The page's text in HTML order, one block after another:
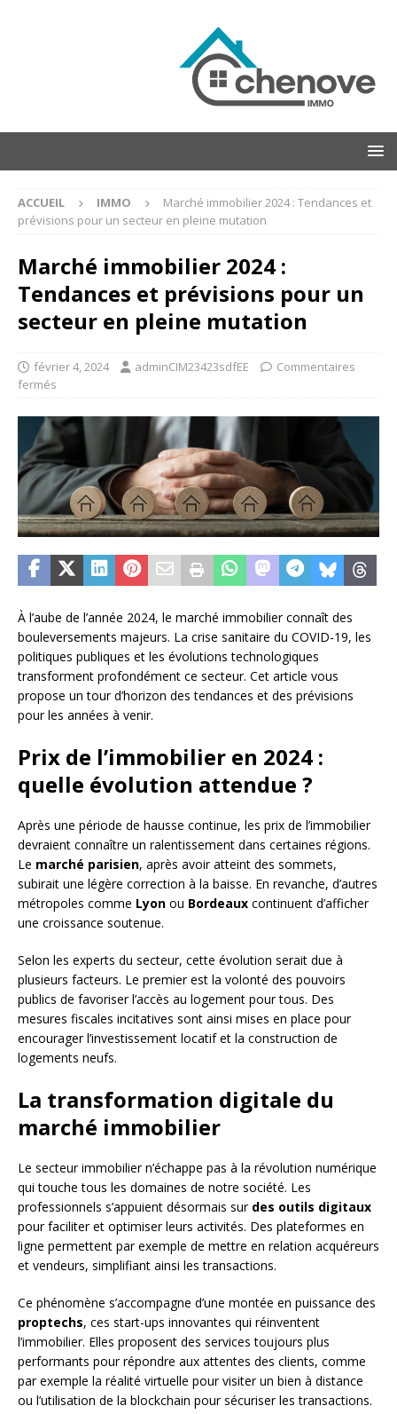
ACCUEIL IMMO
Marché immobilier 2024 : Tendances et
prévisions pour un secteur en pleine mutation
Marché immobilier 2024 :
Tendances et prévisions pour un
secteur en pleine mutation
février 4, 2024 adminCIM23423sdfEE
Commentaires
fermés
À l’aube de l’année 2024, le marché immobilier connaît des
bouleversements majeurs. La crise sanitaire du COVID-19, les
politiques publiques et les évolutions technologiques
transforment profondément ce secteur. Cet article vous
propose un tour d’horizon des tendances et des prévisions
pour les années à venir.
Prix de l’immobilier en 2024 :
quelle évolution attendue ?
Après une période de hausse continue, les prix de l’immobilier
devraient connaître un ralentissement dans certaines régions.
Le marché parisien, après avoir atteint des sommets,
subirait une légère correction à la baisse. En revanche, d’autres
métropoles comme Lyon ou Bordeaux continuent d’afficher
une croissance soutenue.
Selon les experts du secteur, cette évolution serait due à
plusieurs facteurs. Le premier est la volonté des pouvoirs
publics de favoriser l’accès au logement pour tous. Des
mesures fiscales incitatives sont ainsi mises en place pour
encourager l’investissement locatif et la construction de
logements neufs.
La transformation digitale du
marché immobilier
Le secteur immobilier n’échappe pas à la révolution numérique
qui touche tous les domaines de notre société. Les
professionnels s’appuient désormais sur des outils digitaux
pour faciliter et optimiser leurs activités. Des plateformes en
ligne permettent par exemple de mettre en relation acquéreurs
et vendeurs, simplifiant ainsi les transactions.
Ce phénomène s’accompagne d’une montée en puissance des
proptechs, ces start-ups innovantes qui réinventent
l’immobilier. Elles proposent des services toujours plus
performants pour répondre aux attentes des clients, comme
par exemple la réalité virtuelle pour visiter un bien à distance
ou l’utilisation de la blockchain pour sécuriser les transactions.